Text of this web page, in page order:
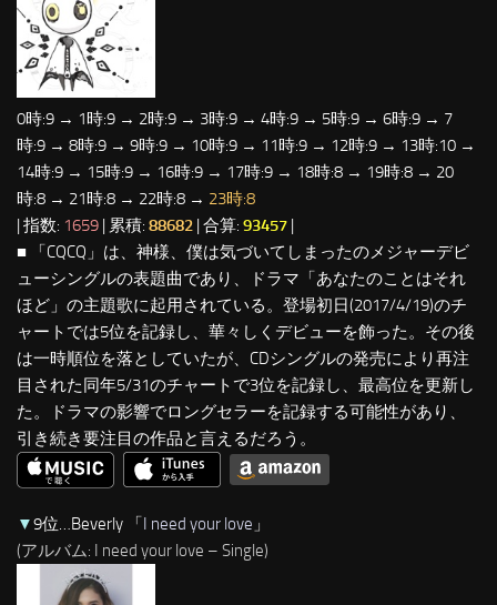
0時:9 → 1時:9 → 2時:9 → 3時:9 → 4時:9 → 5時:9 → 6時:9 → 7
時:9 → 8時:9 → 9時:9 → 10時:9 → 11時:9 → 12時:9 → 13時:10 →
14時:9 → 15時:9 → 16時:9 → 17時:9 → 18時:8 → 19時:8 → 20
時:8 → 21時:8 → 22時:8 → 23時:8
| 指数: 1659 | 累積: 88682 | 合算: 93457 |
■ 「CQCQ」は、神様、僕は気づいてしまったのメジャーデビ
ューシングルの表題曲であり、ドラマ「あなたのことはそれ
ほど」の主題歌に起用されている。登場初日(2017/4/19)のチ
ャートでは5位を記録し、華々しくデビューを飾った。その後
は一時順位を落としていたが、CDシングルの発売により再注
目された同年5/31のチャートで3位を記録し、最高位を更新し
た。ドラマの影響でロングセラーを記録する可能性があり、
引き続き要注目の作品と言えるだろう。
▼9位…Beverly 「I need your love 」
(アルバム: I need your love – Single)